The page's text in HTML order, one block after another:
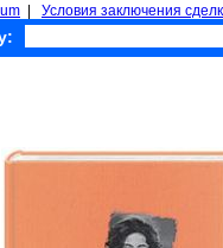
Условия заключения